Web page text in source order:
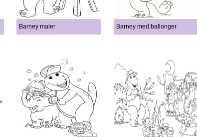
Barney maler Barney med ballonger